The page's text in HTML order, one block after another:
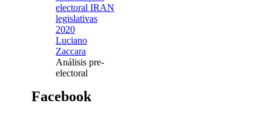
electoral IRAN
legislativas
2020
Luciano
Zaccara
Análisis pre-
electoral
Facebook